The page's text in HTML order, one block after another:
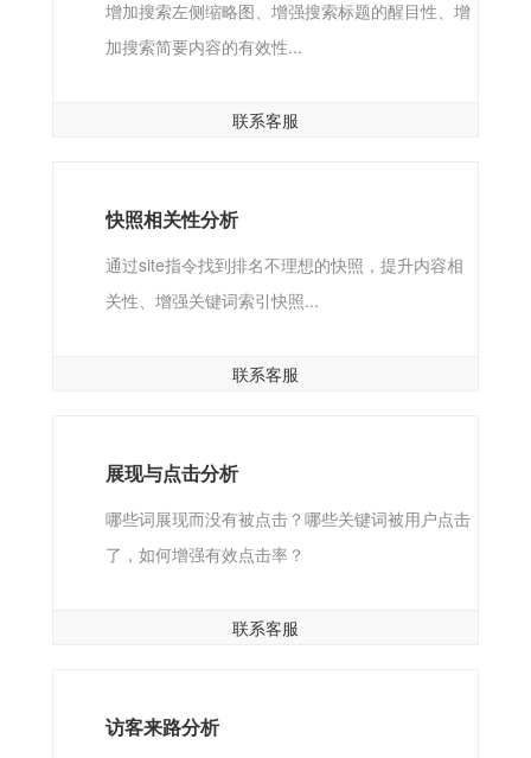
增加搜索左侧缩略图、增强搜索标题的醒目性、增
加搜索简要内容的有效性...
联系客服
快照相关性分析
通过site指令找到排名不理想的快照，提升内容相
关性、增强关键词索引快照...
联系客服
展现与点击分析
哪些词展现而没有被点击？哪些关键词被用户点击
了，如何增强有效点击率？
联系客服
访客来路分析